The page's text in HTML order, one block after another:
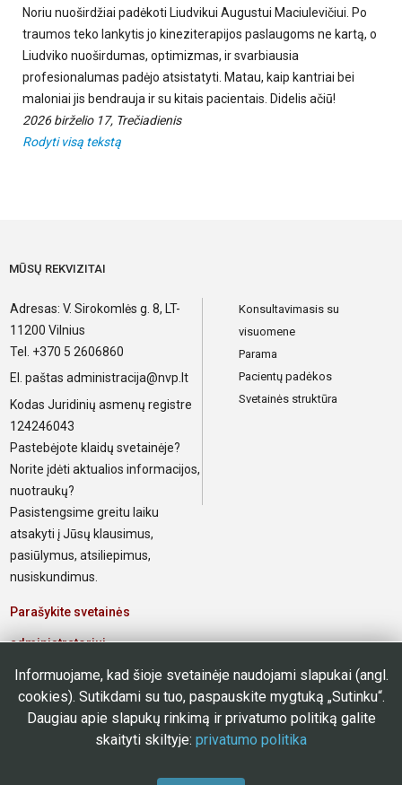
Noriu nuoširdžiai padėkoti Liudvikui Augustui Maciulevičiui. Po
traumos teko lankytis jo kineziterapijos paslaugoms ne kartą, o
Liudviko nuoširdumas, optimizmas, ir svarbiausia
profesionalumas padėjo atsistatyti. Matau, kaip kantriai bei
maloniai jis bendrauja ir su kitais pacientais. Didelis ačiū!
2026 birželio 17, Trečiadienis
Rodyti visą tekstą
MŪSŲ REKVIZITAI
Adresas: V. Sirokomlės g. 8, LT-
11200 Vilnius
Tel. +370 5 2606860
El. paštas administracija@nvp.lt
Kodas Juridinių asmenų registre
124246043
Pastebėjote klaidų svetainėje?
Norite įdėti aktualios informacijos,
nuotraukų?
Pasistengsime greitu laiku
atsakyti į Jūsų klausimus,
pasiūlymus, atsiliepimus,
nusiskundimus.
Parašykite svetainės
administratoriui
Elektroninis paštas poliklinikos
darbuotojams
Konsultavimasis su
visuomene
Parama
Pacientų padėkos
Svetainės struktūra
Informuojame, kad šioje svetainėje naudojami slapukai (angl.
cookies). Sutikdami su tuo, paspauskite mygtuką „Sutinku“.
Daugiau apie slapukų rinkimą ir privatumo politiką galite
skaityti skiltyje: privatumo politika